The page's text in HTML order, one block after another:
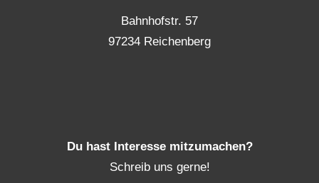
Bahnhofstr. 57
97234 Reichenberg
Du hast Interesse mitzumachen?
Schreib uns gerne!